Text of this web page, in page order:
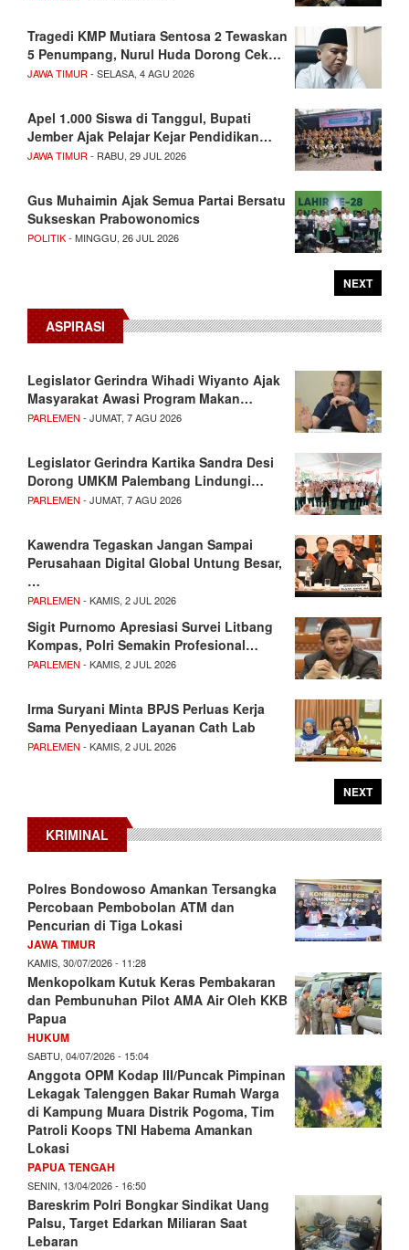
Tragedi KMP Mutiara Sentosa 2 Tewaskan
5 Penumpang, Nurul Huda Dorong Cek…
JAWA TIMUR - SELASA, 4 AGU 2026
Apel 1.000 Siswa di Tanggul, Bupati
Jember Ajak Pelajar Kejar Pendidikan…
JAWA TIMUR - RABU, 29 JUL 2026
Gus Muhaimin Ajak Semua Partai Bersatu
Sukseskan Prabowonomics
POLITIK- MINGGU, 26 JUL 2026
NEXT
ASPIRASI
Legislator Gerindra Wihadi Wiyanto Ajak
Masyarakat Awasi Program Makan…
PARLEMEN - JUMAT, 7 AGU 2026
Legislator Gerindra Kartika Sandra Desi
Dorong UMKM Palembang Lindungi…
PARLEMEN - JUMAT, 7 AGU 2026
Kawendra Tegaskan Jangan Sampai
Perusahaan Digital Global Untung Besar,
…
PARLEMEN - KAMIS, 2 JUL 2026
Sigit Purnomo Apresiasi Survei Litbang
Kompas, Polri Semakin Profesional…
PARLEMEN - KAMIS, 2 JUL 2026
Irma Suryani Minta BPJS Perluas Kerja
Sama Penyediaan Layanan Cath Lab
PARLEMEN - KAMIS, 2 JUL 2026
NEXT
KRIMINAL
Polres Bondowoso Amankan Tersangka
Percobaan Pembobolan ATM dan
Pencurian di Tiga Lokasi
JAWA TIMUR
KAMIS, 30/07/2026 - 11:28
Menkopolkam Kutuk Keras Pembakaran
dan Pembunuhan Pilot AMA Air Oleh KKB
Papua
HUKUM
SABTU, 04/07/2026 - 15:04
Anggota OPM Kodap III/Puncak Pimpinan
Lekagak Talenggen Bakar Rumah Warga
di Kampung Muara Distrik Pogoma, Tim
Patroli Koops TNI Habema Amankan
Lokasi
PAPUA TENGAH
SENIN, 13/04/2026 - 16:50
Bareskrim Polri Bongkar Sindikat Uang
Palsu, Target Edarkan Miliaran Saat
Lebaran